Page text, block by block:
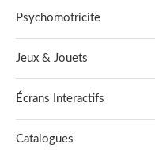
Psychomotricite
Jeux & Jouets
Écrans Interactifs
Catalogues